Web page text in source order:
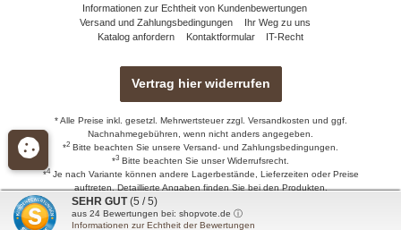
Informationen zur Echtheit von Kundenbewertungen
Versand und Zahlungsbedingungen
Ihr Weg zu uns
Katalog anfordern
Kontaktformular IT-Recht
Vertrag hier widerrufen
* Alle Preise inkl. gesetzl. Mehrwertsteuer zzgl. Versandkosten und ggf.
Nachnahmegebühren, wenn nicht anders angegeben.
*2 Bitte beachten Sie unsere Versand- und Zahlungsbedingungen.
*3 Bitte beachten Sie unserWiderrufsrecht
*4Je nach Variante können andere Lagerbestände, Lieferzeiten oder Preise
auftreten. Detaillierte Angaben finden Sie bei den Produkten.
© 2026 naturdomizile.de - Alle Rechte vorbehalten. Theme by
SEHR GUT (5 / 5)
aus 24 Bewertungen bei: shopvote.de ⓘ
Informationen zur Echtheit der Bewertungen